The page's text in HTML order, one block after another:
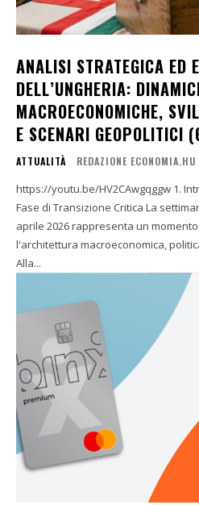
ANALISI STRATEGICA ED
DELL’UNGHERIA:
MACROECONOMICHE,
E SCENARI
ATTUALITÀ REDAZIONE ECONOMIA.HU
https://youtu.be/HV2CAwgqggw 1. Introduzione: L'Ungheria in una
Fase di Transizione Critica La settimana compresa tra il 6 e l'11
aprile 2026 rappresenta un
l'architettura macroeconomica,
Alla...